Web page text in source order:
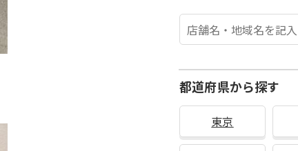
都道府県から探す
東京